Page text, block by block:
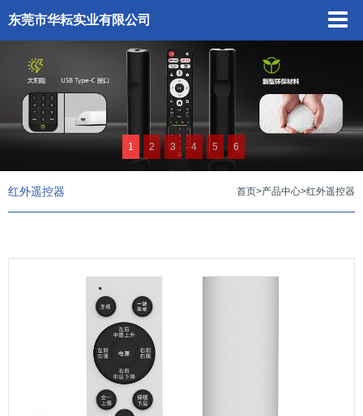
东莞市华耘实业有限公司
1 2 3 4 5 6
红外遥控器 首页>产品中心>红外遥控器